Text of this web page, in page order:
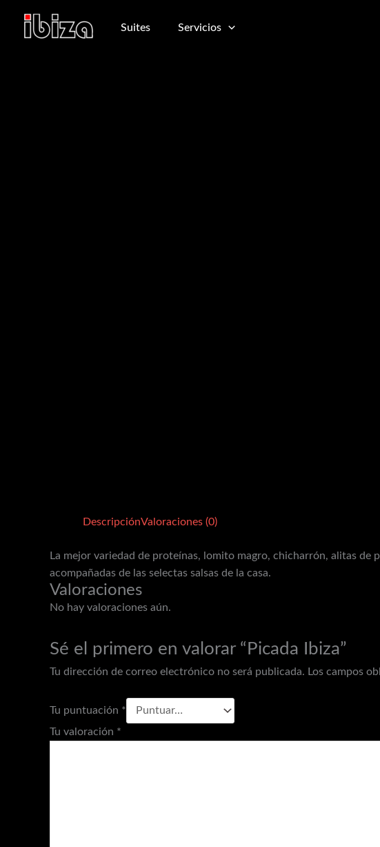
contenido
Suites Servicios
DescripciónValoraciones (0)
La mejor variedad de proteínas, lomito magro, chicharrón, alitas de
acompañadas de las selectas salsas de la casa.
Valoraciones
No hay valoraciones aún.
Sé el primero en valorar “Picada Ibiza”
Tu dirección de correo electrónico no será publicada. Los campos
Tu puntuación *
Tu valoración *